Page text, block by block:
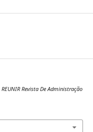
REUNIR Revista De Administração